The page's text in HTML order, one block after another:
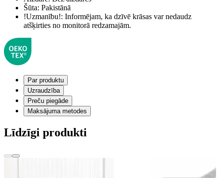
Šūta: Pakistānā
!Uzmanību!: Informējam, ka dzīvē krāsas var nedaudz
atšķirties no monitorā redzamajām.
Par produktu
Uzraudzība
Preču piegāde
Maksājuma metodes
Līdzīgi produkti